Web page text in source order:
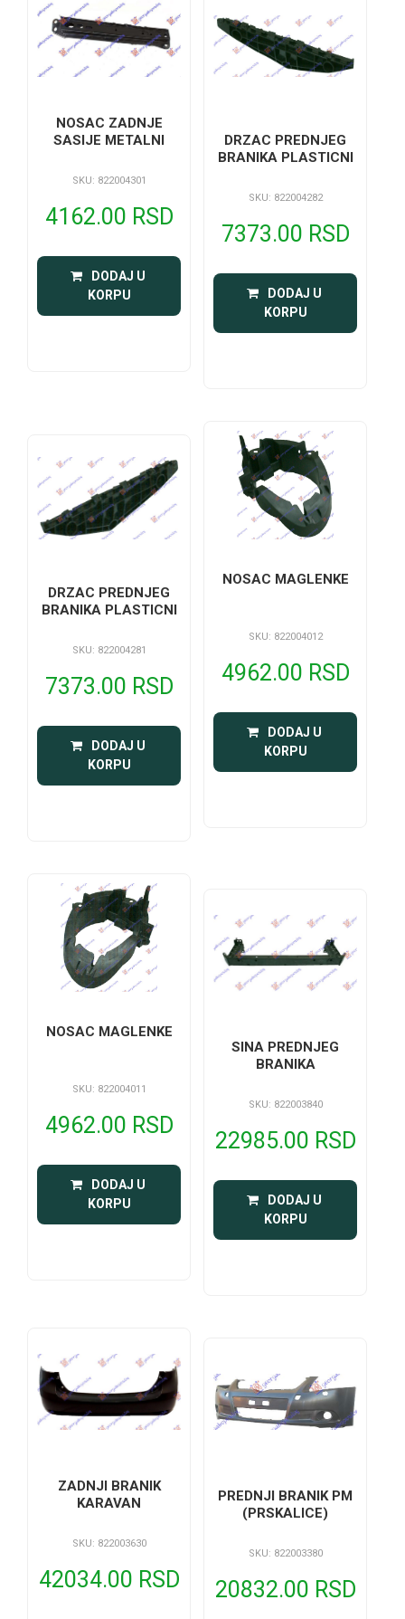
NOSAC ZADNJE
SASIJE METALNI
SKU: 822004301
4162.00 RSD
DODAJ U
KORPU
DRZAC PREDNJEG
BRANIKA PLASTICNI
SKU: 822004282
7373.00 RSD
DODAJ U
KORPU
DRZAC PREDNJEG
BRANIKA PLASTICNI
SKU: 822004281
7373.00 RSD
DODAJ U
KORPU
NOSAC MAGLENKE
SKU: 822004012
4962.00 RSD
DODAJ U
KORPU
NOSAC MAGLENKE
SKU: 822004011
4962.00 RSD
DODAJ U
KORPU
SINA PREDNJEG
BRANIKA
SKU: 822003840
22985.00 RSD
DODAJ U
KORPU
ZADNJI BRANIK
KARAVAN
SKU: 822003630
42034.00 RSD
PREDNJI BRANIK PM
(PRSKALICE)
SKU: 822003380
20832.00 RSD